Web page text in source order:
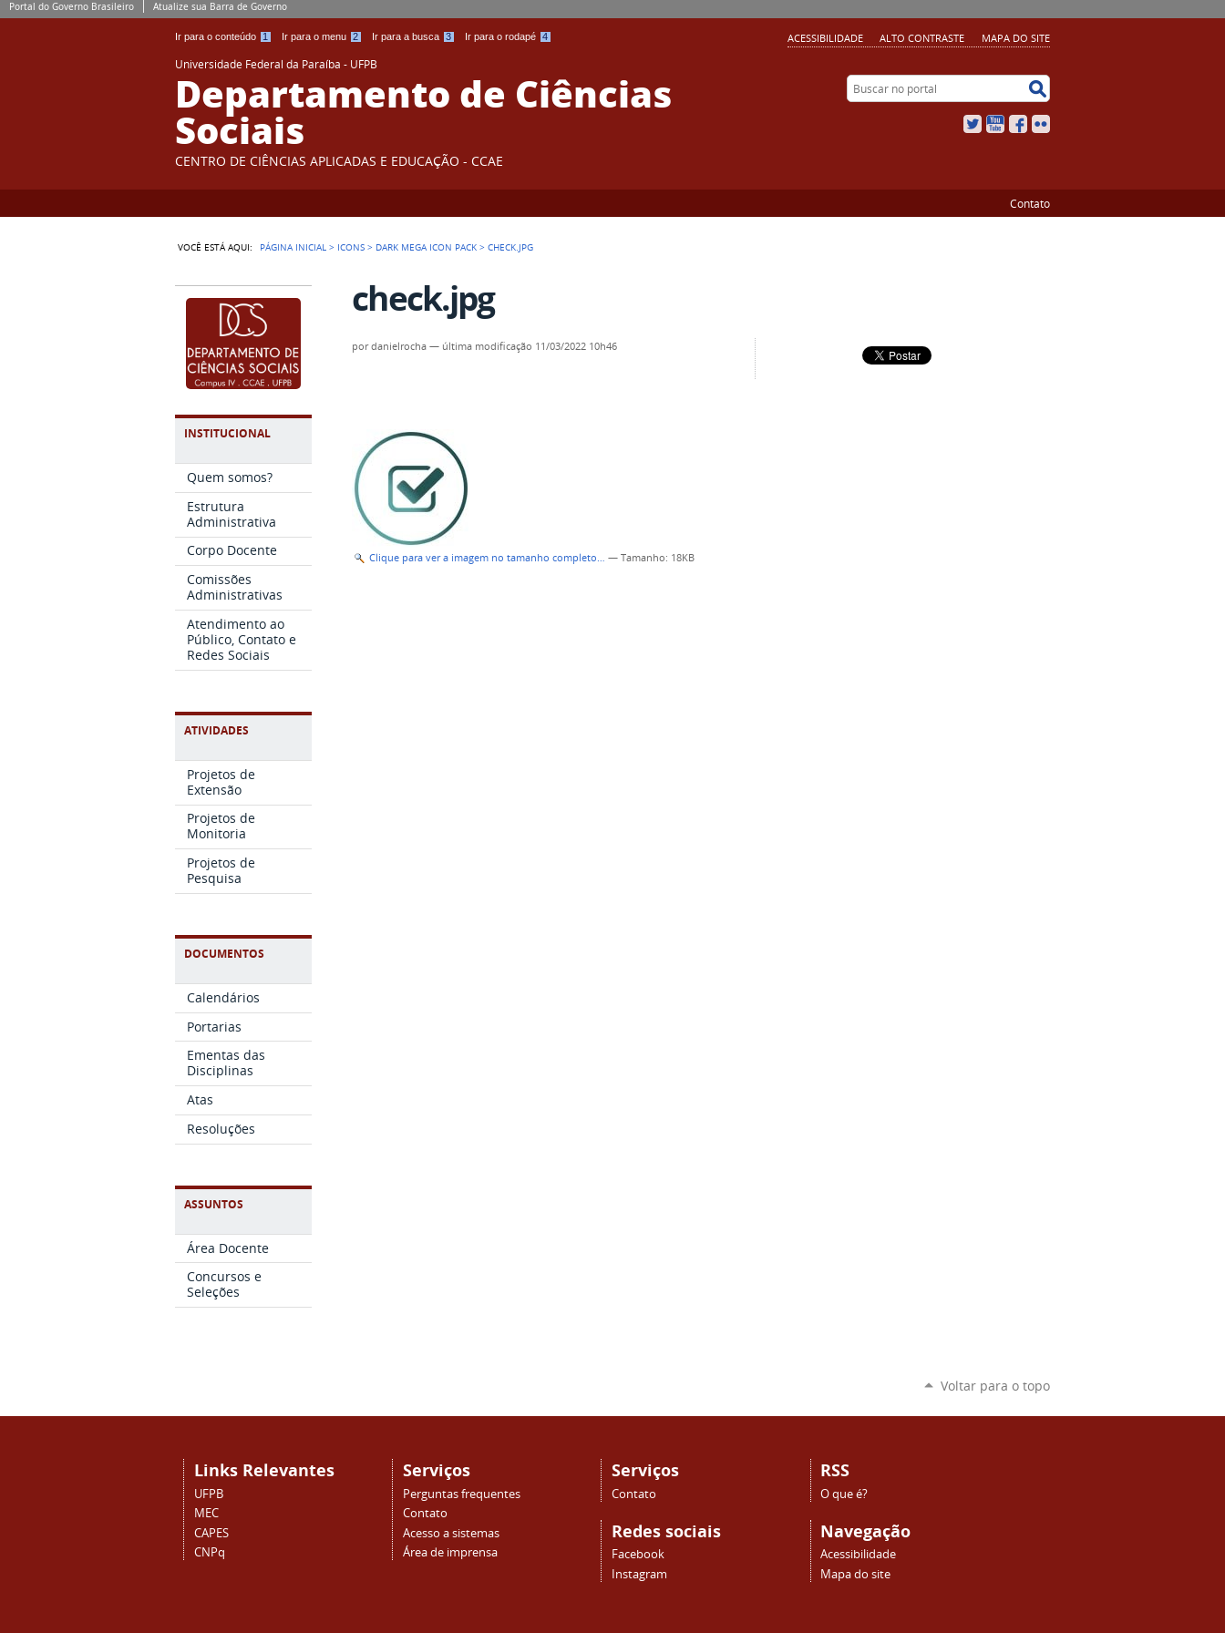
Portal do Governo Brasileiro Atualize sua Barra de Governo
Ir para o conteúdo 1 Ir para o menu 2 Ir para a busca 3 Ir para o rodapé 4 ACESSIBILIDADE ALTO CONTRASTE MAPA DO SITE
Universidade Federal da Paraíba - UFPB
Departamento de Ciências
Sociais
CENTRO DE CIÊNCIAS APLICADAS E EDUCAÇÃO - CCAE
Buscar no portal
TwitterYouTubeFacebook
Contato
VOCÊ ESTÁ AQUI: PÁGINA INICIAL > ICONS > DARK MEGA ICON PACK >CHECK.JPG
INSTITUCIONAL
Quem somos?
Estrutura
Administrativa
Corpo Docente
Comissões
Administrativas
Atendimento ao
Público, Contato e
Redes Sociais
ATIVIDADES
Projetos de
Extensão
Projetos de
Monitoria
Projetos de
Pesquisa
DOCUMENTOS
Calendários
Portarias
Ementas das
Disciplinas
Atas
Resoluções
ASSUNTOS
Área Docente
Concursos e
Seleções
check.jpg
pordanielrocha — última modificação 11/03/2022 10h46
Clique para ver a imagem no tamanho completo… —Tamanho: 18KB
Voltar para o topo
Links Relevantes
UFPB
MEC
CAPES
CNPq
Serviços
Perguntas frequentes
Contato
Acesso a sistemas
Área de imprensa
Serviços
Contato
Redes sociais
Facebook
Instagram
RSS
O que é?
Navegação
Acessibilidade
Mapa do site